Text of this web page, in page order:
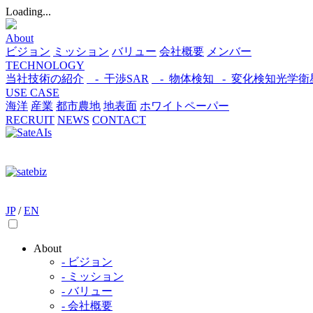
Loading...
About
ビジョン ミッション バリュー 会社概要 メンバー
TECHNOLOGY
当社技術の紹介
- 干渉SAR - 物体検知​ - 変化検知​光学衛
USE CASE
海洋 産業 都市​農地 地表面 ホワイトペーパー
RECRUIT NEWS CONTACT
JP / EN
About
- ビジョン
- ミッション
- バリュー
- 会社概要